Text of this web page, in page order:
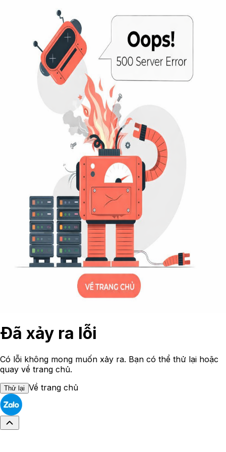
Đã xảy ra lỗi
Có lỗi không mong muốn xảy ra. Bạn có thể thử lại hoặc
quay về trang chủ.
Thử lại Về trang chủ